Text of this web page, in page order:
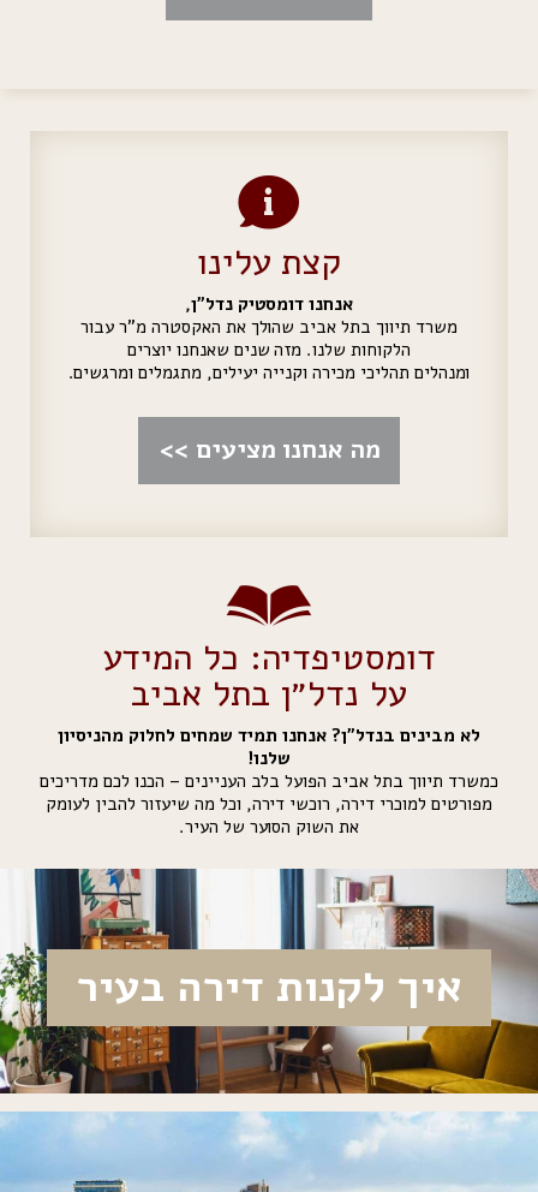
קצת עלינו
אנחנו דומסטיק נדל"ן,
משרד תיווך בתל אביב שהולך את האקסטרה מ"ר עבור
הלקוחות שלנו. מזה שנים שאנחנו יוצרים
ומנהלים תהליכי מכירה וקנייה יעילים, מתגמלים ומרגשים.
מה אנחנו מציעים >>
דומסטיפדיה: כל המידע
על נדל״ן בתל אביב
לא מבינים בנדל"ן? אנחנו תמיד שמחים לחלוק מהניסיון
שלנו!
כמשרד תיווך בתל אביב הפועל בלב העניינים – הכנו לכם מדריכים
מפורטים למוכרי דירה, רוכשי דירה, וכל מה שיעזור להבין לעומק
את השוק הסוער של העיר.
איך לקנות דירה בעיר